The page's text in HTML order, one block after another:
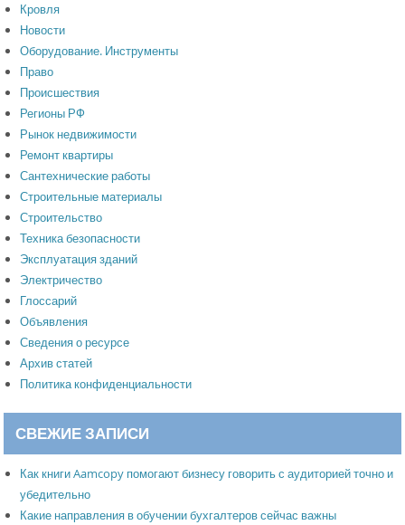
Кровля
Новости
Оборудование. Инструменты
Право
Происшествия
Регионы РФ
Рынок недвижимости
Ремонт квартиры
Сантехнические работы
Строительные материалы
Строительство
Техника безопасности
Эксплуатация зданий
Электричество
Глоссарий
Объявления
Сведения о ресурсе
Архив статей
Политика конфиденциальности
СВЕЖИЕ ЗАПИСИ
Как книги Aamcopy помогают бизнесу говорить с аудиторией точно и
убедительно
Какие направления в обучении бухгалтеров сейчас важны